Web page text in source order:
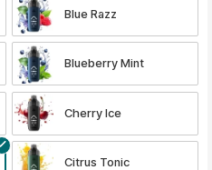
Blue Razz
Blueberry Mint
Cherry Ice
Citrus Tonic